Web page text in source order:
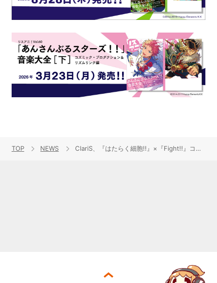
TOP NEWS ClariS、『はたらく細胞!!』×『Fight!!』コラボレーションムービー公開！